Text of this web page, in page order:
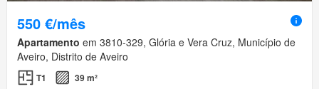
550 €/mês
Apartamento em 3810-329, Glória e Vera Cruz, Município de
Aveiro, Distrito de Aveiro
T1 39 m²